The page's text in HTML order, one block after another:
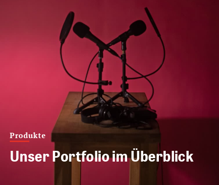
Produkte
Unser Portfolio im Überblick